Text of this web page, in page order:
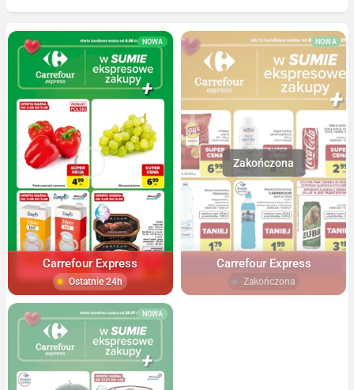
NOWA
Carrefour Express
Ostatnie 24h
NOWA
Carrefour Express
Zakończona
NOWA